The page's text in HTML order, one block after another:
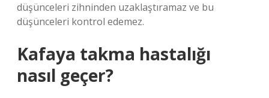
düşünceleri zihninden uzaklaştıramaz ve bu
düşünceleri kontrol edemez.
Kafaya takma hastalığı
nasıl geçer?